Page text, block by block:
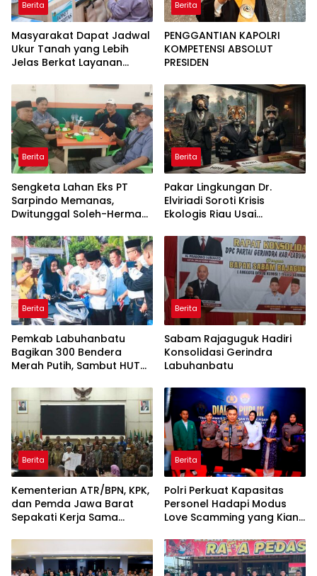
Berita
Masyarakat Dapat Jadwal
Ukur Tanah yang Lebih
Jelas Berkat Layanan
Berita
PENGGANTIAN KAPOLRI
KOMPETENSI ABSOLUT
PRESIDEN
Berita
Sengketa Lahan Eks PT
Sarpindo Memanas,
Dwitunggal Soleh-Herman
ke Pulau Rupat
Berita
Pakar Lingkungan Dr.
Elviriadi Soroti Krisis
Ekologis Riau Usai
Monyet, Harimau, dan
Beruang Terhadap Warga
Berita
Pemkab Labuhanbatu
Bagikan 300 Bendera
Merah Putih, Sambut HUT
Berita
Sabam Rajaguguk Hadiri
Konsolidasi Gerindra
Labuhanbatu
Berita
Kementerian ATR/BPN, KPK,
dan Pemda Jawa Barat
Sepakati Kerja Sama
Korupsi serta Penguatan
Ekonomi Daerah
Berita
Polri Perkuat Kapasitas
Personel Hadapi Modus
Love Scamming yang Kian